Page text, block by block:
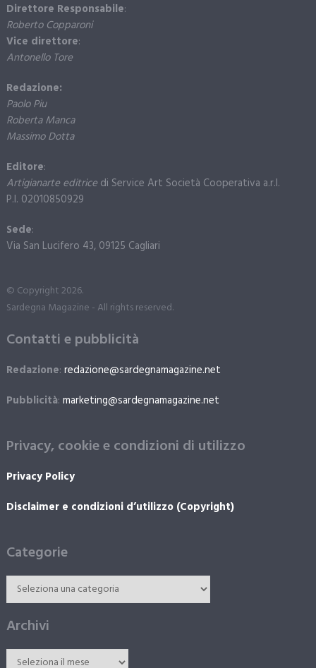
Direttore Responsabile:
Roberto Copparoni
Vice direttore:
Antonello Tore
Redazione:
Paolo Piu
Roberta Manca
Massimo Dotta
Editore:
Artigianarte editricedi Service Art Società Cooperativa a.r.l.
P.I. 02010850929
Sede:
Via San Lucifero 43, 09125 Cagliari
© Copyright 2026.
Sardegna Magazine - All rights reserved.
Contatti e pubblicità
Redazione: redazione@sardegnamagazine.net
Pubblicità: marketing@sardegnamagazine.net
Privacy, cookie e condizioni di utilizzo
Privacy Policy
Disclaimer e condizioni d’utilizzo (Copyright)
Categorie
Archivi